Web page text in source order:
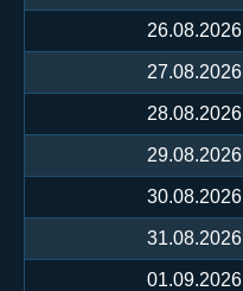
26.08.2026
27.08.2026
28.08.2026
29.08.2026
30.08.2026
31.08.2026
01.09.2026